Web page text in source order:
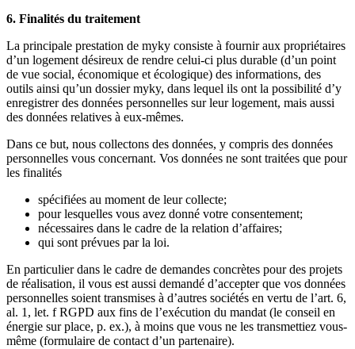
6. Finalités du traitement
La principale prestation de myky consiste à fournir aux propriétaires
d’un logement désireux de rendre celui-ci plus durable (d’un point
de vue social, économique et écologique) des informations, des
outils ainsi qu’un dossier myky, dans lequel ils ont la possibilité d’y
enregistrer des données personnelles sur leur logement, mais aussi
des données relatives à eux-mêmes.
Dans ce but, nous collectons des données, y compris des données
personnelles vous concernant. Vos données ne sont traitées que pour
les finalités
spécifiées au moment de leur collecte;
pour lesquelles vous avez donné votre consentement;
nécessaires dans le cadre de la relation d’affaires;
qui sont prévues par la loi.
En particulier dans le cadre de demandes concrètes pour des projets
de réalisation, il vous est aussi demandé d’accepter que vos données
personnelles soient transmises à d’autres sociétés en vertu de l’art. 6,
al. 1, let. f RGPD aux fins de l’exécution du mandat (le conseil en
énergie sur place, p. ex.), à moins que vous ne les transmettiez vous-
même (formulaire de contact d’un partenaire).